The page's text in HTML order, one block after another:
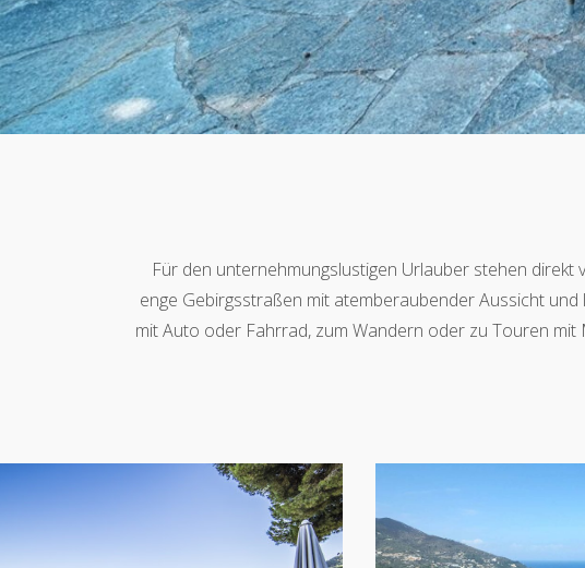
Für den unternehmungslustigen Urlauber stehen direkt
enge Gebirgsstraßen mit atemberaubender Aussicht
mit Auto oder Fahrrad, zum Wandern oder zu Touren